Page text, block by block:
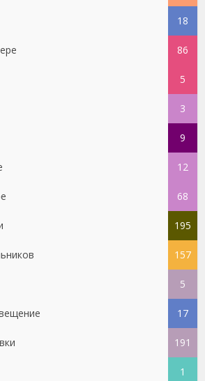
18
86
5
3
9
12
68
195
157
5
17
191
1